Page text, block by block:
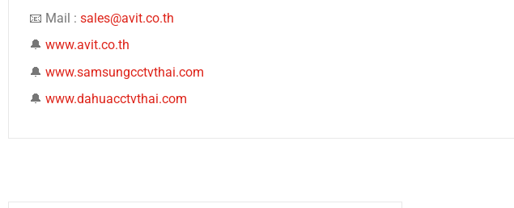
📧 Mail : sales@avit.co.th
🔔 www.avit.co.th
🔔 www.samsungcctvthai.com
🔔 www.dahuacctvthai.com